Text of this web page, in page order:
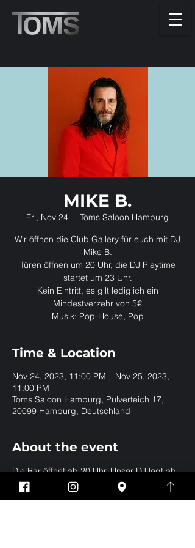
MIKE B.
Fri, Nov 24
  |
Toms Saloon Hamburg
Wir öffnen die Club Gallery für euch mit DJ
Mike B.
Türen öffnen um 20 Uhr, die DJ Playtime
startet um 23 Uhr.
Kein Eintritt, es gilt lediglich ein
Mindestverzehr von 5€
Musik: Pop-House, Pop
Time & Location
Nov 24, 2023, 11:00 PM – Nov 25, 2023,
11:00 PM
Toms Saloon Hamburg, Pulverteich 17,
20099 Hamburg, Deutschland
About the event
Die Bar öffnet ab 20 Uhr. Unser DJ legt ab
23 Uhr in der Club Gallery auf.